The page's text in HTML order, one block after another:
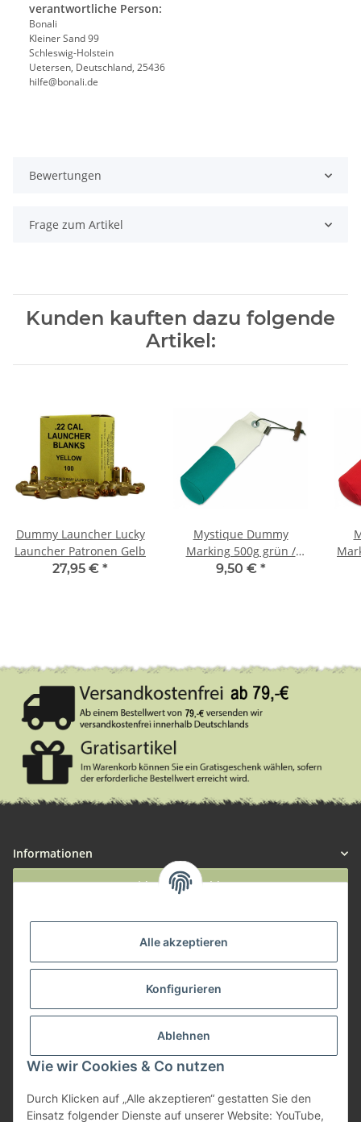
Alle akzeptieren
Konfigurieren
Ablehnen
Wie wir Cookies & Co nutzen
Durch Klicken auf „Alle akzeptieren“ gestatten Sie den
Einsatz folgender Dienste auf unserer Website: YouTube,
verantwortliche Person:
Bonali
Kleiner Sand 99
Schleswig-Holstein
Uetersen, Deutschland, 25436
hilfe@bonali.de
Bewertungen
Frage zum Artikel
Kunden kauften dazu folgende
Artikel:
Dummy Launcher Lucky
Launcher Patronen Gelb
27,95 € *
Mystique Dummy
Marking 500g grün /
weiß
9,50 € *
Informationen
Widerruf anmelden
Herstellerinformationen